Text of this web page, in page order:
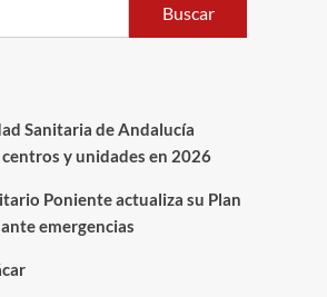
Buscar
Sanitaria de Andalucía
y unidades en 2026
Poniente actualiza su Plan
emergencias